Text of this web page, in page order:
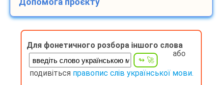
Для фонетичного розбора іншого слова
або
подивіться правопис слів української мови.